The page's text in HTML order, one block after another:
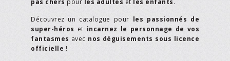
Découvrez un catalogue pour les passionnés de
super-héros et incarnez le personnage de vos
fantasmes avec nos déguisements sous licence
officielle !